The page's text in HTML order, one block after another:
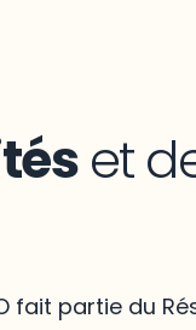
et
fait partie du